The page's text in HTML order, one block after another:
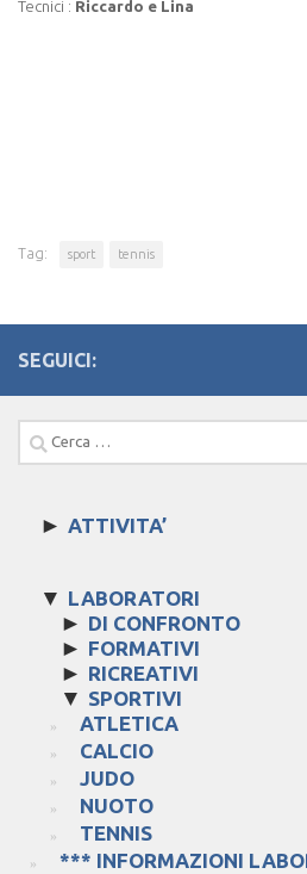
Tecnici : Riccardo e Lina
Tag: sport tennis
SEGUICI:
Ricerca
per:
► ATTIVITA’
▼ LABORATORI
► DI CONFRONTO
► FORMATIVI
► RICREATIVI
▼ SPORTIVI
ATLETICA
CALCIO
JUDO
NUOTO
TENNIS
*** INFORMAZIONI